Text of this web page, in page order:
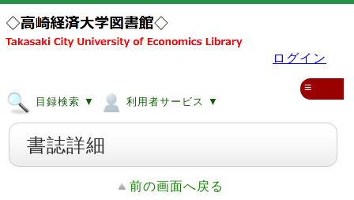
ログイン
目録検索 ▼ 利用者サービス ▼
≡
書誌詳細
前の画面へ戻る